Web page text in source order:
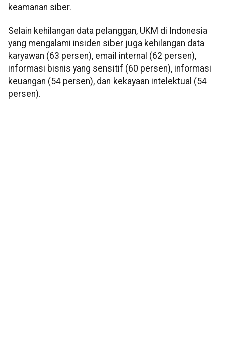
keamanan siber.
Selain kehilangan data pelanggan, UKM di Indonesia
yang mengalami insiden siber juga kehilangan data
karyawan (63 persen), email internal (62 persen),
informasi bisnis yang sensitif (60 persen), informasi
keuangan (54 persen), dan kekayaan intelektual (54
persen).